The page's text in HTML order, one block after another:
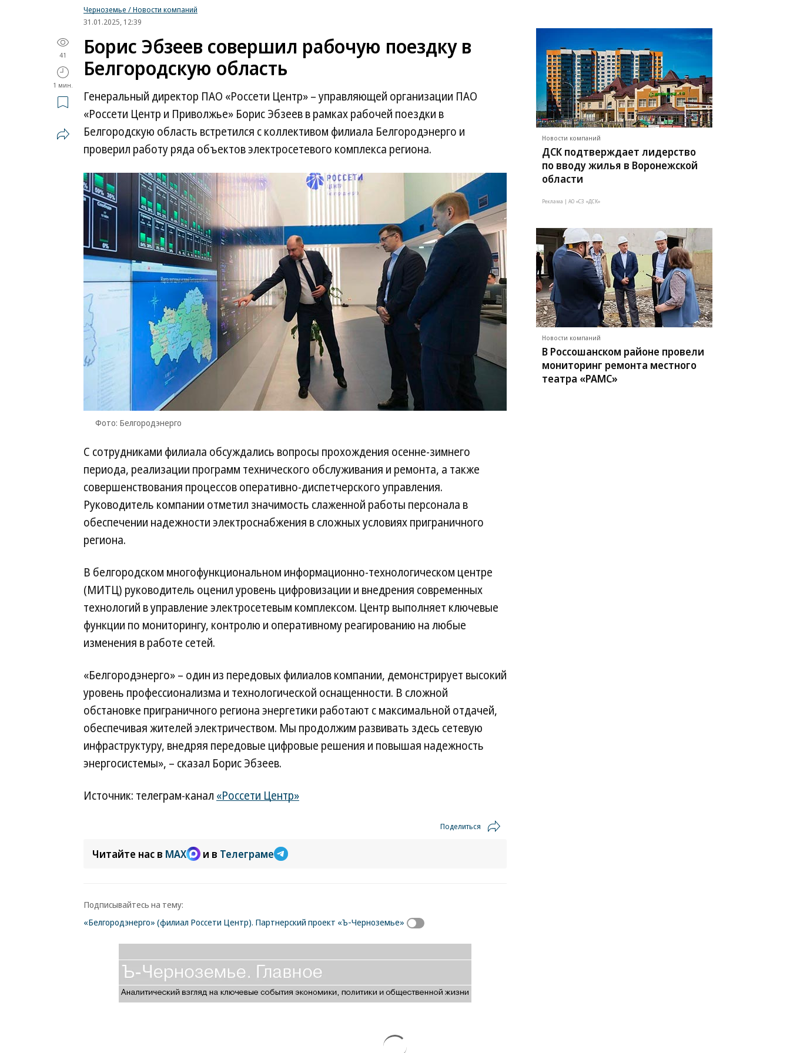
Черноземье / Новости компаний
31.01.2025, 12:39
41
1 мин.
Борис Эбзеев совершил рабочую поездку в
Белгородскую область
Генеральный директор ПАО «Россети Центр» – управляющей организации ПАО
«Россети Центр и Приволжье» Борис Эбзеев в рамках рабочей поездки в
Белгородскую область встретился с коллективом филиала Белгородэнерго и
проверил работу ряда объектов электросетевого комплекса региона.
Фото: Белгородэнерго
С сотрудниками филиала обсуждались вопросы прохождения осенне-зимнего
периода, реализации программ технического обслуживания и ремонта, а также
совершенствования процессов оперативно-диспетчерского управления.
Руководитель компании отметил значимость слаженной работы персонала в
обеспечении надежности электроснабжения в сложных условиях приграничного
региона.
В белгородском многофункциональном информационно-технологическом центре
(МИТЦ) руководитель оценил уровень цифровизации и внедрения современных
технологий в управление электросетевым комплексом. Центр выполняет ключевые
функции по мониторингу, контролю и оперативному реагированию на любые
изменения в работе сетей.
«Белгородэнерго» – один из передовых филиалов компании, демонстрирует высокий
уровень профессионализма и технологической оснащенности. В сложной
обстановке приграничного региона энергетики работают с максимальной отдачей,
обеспечивая жителей электричеством. Мы продолжим развивать здесь сетевую
инфраструктуру, внедряя передовые цифровые решения и повышая надежность
энергосистемы», – сказал Борис Эбзеев.
Источник: телеграм-канал «Россети Центр»
Поделиться
Читайте нас в MAX и в Телеграме
Подписывайтесь на тему:
«Белгородэнерго» (филиал Россети Центр). Партнерский проект «Ъ-Черноземье»
Новости компаний
ДСК подтверждает лидерство
по вводу жилья в Воронежской
области
Реклама | АО «СЗ «ДСК»
Новости компаний
В Россошанском районе провели
мониторинг ремонта местного
театра «РАМС»